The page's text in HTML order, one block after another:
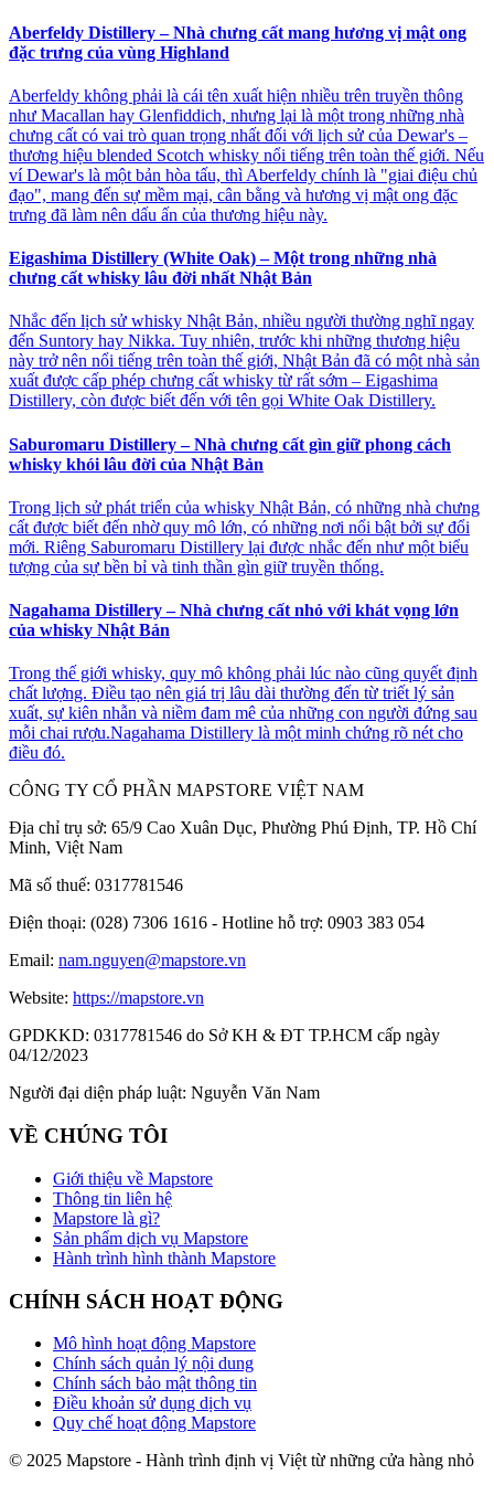
Aberfeldy Distillery – Nhà chưng cất mang hương vị mật ong
đặc trưng của vùng Highland
Aberfeldy không phải là cái tên xuất hiện nhiều trên truyền thông
như Macallan hay Glenfiddich, nhưng lại là một trong những nhà
chưng cất có vai trò quan trọng nhất đối với lịch sử của Dewar's –
thương hiệu blended Scotch whisky nổi tiếng trên toàn thế giới. Nếu
ví Dewar's là một bản hòa tấu, thì Aberfeldy chính là "giai điệu chủ
đạo", mang đến sự mềm mại, cân bằng và hương vị mật ong đặc
trưng đã làm nên dấu ấn của thương hiệu này.
Eigashima Distillery (White Oak) – Một trong những nhà
chưng cất whisky lâu đời nhất Nhật Bản
Nhắc đến lịch sử whisky Nhật Bản, nhiều người thường nghĩ ngay
đến Suntory hay Nikka. Tuy nhiên, trước khi những thương hiệu
này trở nên nổi tiếng trên toàn thế giới, Nhật Bản đã có một nhà sản
xuất được cấp phép chưng cất whisky từ rất sớm – Eigashima
Distillery, còn được biết đến với tên gọi White Oak Distillery.
Saburomaru Distillery – Nhà chưng cất gìn giữ phong cách
whisky khói lâu đời của Nhật Bản
Trong lịch sử phát triển của whisky Nhật Bản, có những nhà chưng
cất được biết đến nhờ quy mô lớn, có những nơi nổi bật bởi sự đổi
mới. Riêng Saburomaru Distillery lại được nhắc đến như một biểu
tượng của sự bền bỉ và tinh thần gìn giữ truyền thống.
Nagahama Distillery – Nhà chưng cất nhỏ với khát vọng lớn
của whisky Nhật Bản
Trong thế giới whisky, quy mô không phải lúc nào cũng quyết định
chất lượng. Điều tạo nên giá trị lâu dài thường đến từ triết lý sản
xuất, sự kiên nhẫn và niềm đam mê của những con người đứng sau
mỗi chai rượu.Nagahama Distillery là một minh chứng rõ nét cho
điều đó.
CÔNG TY CỔ PHẦN MAPSTORE VIỆT NAM
Địa chỉ trụ sở: 65/9 Cao Xuân Dục, Phường Phú Định, TP. Hồ Chí
Minh, Việt Nam
Mã số thuế: 0317781546
Điện thoại: (028) 7306 1616 - Hotline hỗ trợ: 0903 383 054
Email: nam.nguyen@mapstore.vn
Website: https://mapstore.vn
GPDKKD: 0317781546 do Sở KH & ĐT TP.HCM cấp ngày
04/12/2023
Người đại diện pháp luật: Nguyễn Văn Nam
VỀ CHÚNG TÔI
Giới thiệu về Mapstore
Thông tin liên hệ
Mapstore là gì?
Sản phẩm dịch vụ Mapstore
Hành trình hình thành Mapstore
CHÍNH SÁCH HOẠT ĐỘNG
Mô hình hoạt động Mapstore
Chính sách quản lý nội dung
Chính sách bảo mật thông tin
Điều khoản sử dụng dịch vụ
Quy chế hoạt động Mapstore
© 2025 Mapstore - Hành trình định vị Việt từ những cửa hàng nhỏ